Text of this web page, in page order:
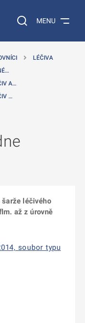
Vyhledávání na
MENU
LÉČIVA
A…
…
šarže léčivého
až z úrovně
soubor typu